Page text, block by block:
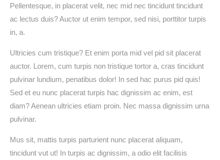
Pellentesque, in placerat velit, nec mid nec tincidunt tincidunt
ac lectus duis? Auctor ut enim tempor, sed nisi, porttitor turpis
in, a.
Ultricies cum tristique? Et enim porta mid vel pid sit placerat
auctor. Lorem, cum turpis non tristique tortor a, cras tincidunt
pulvinar lundium, penatibus dolor! In sed hac purus pid quis!
Sed et eu nunc placerat turpis hac dignissim ac enim, est
diam? Aenean ultricies etiam proin. Nec massa dignissim urna
pulvinar.
Mus sit, mattis turpis parturient nunc placerat aliquam,
tincidunt vut ut! In turpis ac dignissim, a odio elit facilisis